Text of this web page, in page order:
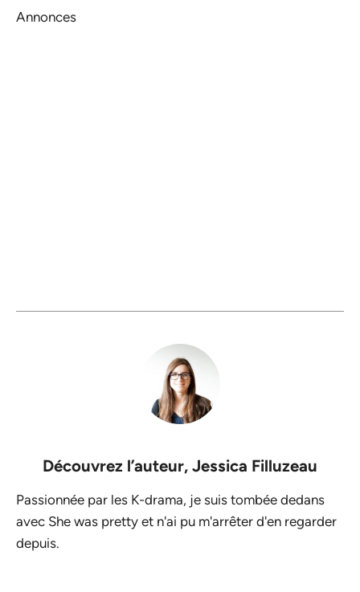
Annonces
Découvrez l’auteur, Jessica Filluzeau
Passionnée par les K-drama, je suis tombée dedans
avec She was pretty et n'ai pu m'arrêter d'en regarder
depuis.